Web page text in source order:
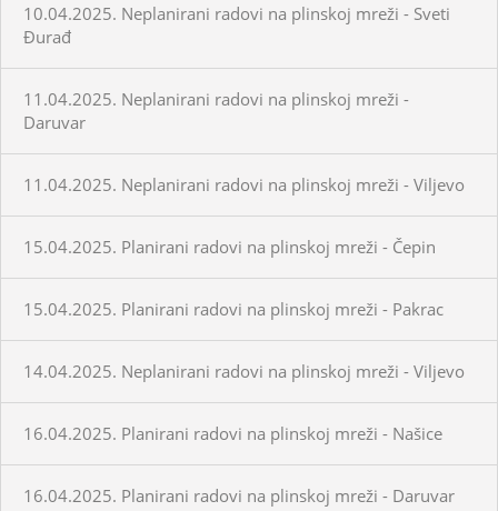
10.04.2025. Neplanirani radovi na plinskoj mreži - Sveti
Đurađ
11.04.2025. Neplanirani radovi na plinskoj mreži -
Daruvar
11.04.2025. Neplanirani radovi na plinskoj mreži - Viljevo
15.04.2025. Planirani radovi na plinskoj mreži - Čepin
15.04.2025. Planirani radovi na plinskoj mreži - Pakrac
14.04.2025. Neplanirani radovi na plinskoj mreži - Viljevo
16.04.2025. Planirani radovi na plinskoj mreži - Našice
16.04.2025. Planirani radovi na plinskoj mreži - Daruvar